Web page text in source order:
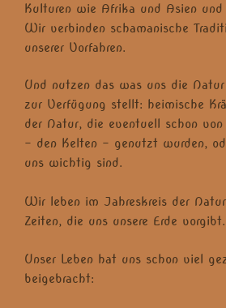
Kulturen wie Afrika und Asien und
Wir verbinden schamanische
unserer Vorfahren.
Und nutzen das was uns die
zur Verfügung stellt: heimische
der Natur, die eventuell schon von
– den Kelten – genutzt wurden,
uns wichtig sind.
Wir leben im Jahreskreis der
Zeiten, die uns unsere Erde vorgibt.
Unser Leben hat uns schon viel
beigebracht: